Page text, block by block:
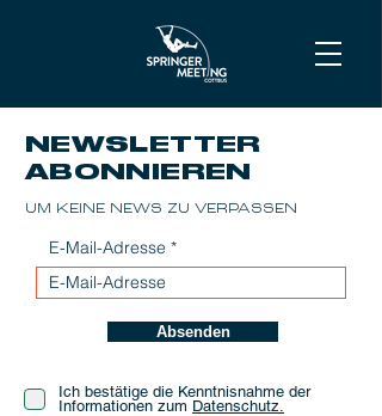
NEWSLETTER
ABONNIEREN
UM KEINE NEWS ZU VERPASSEN
E-Mail-Adresse
Absenden
Ich bestätige die Kenntnisnahme der
Informationen zum Datenschutz.